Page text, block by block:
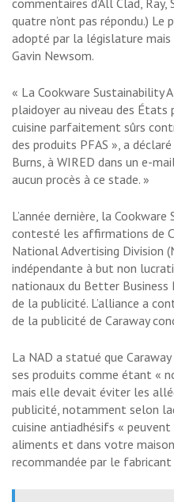
commentaires d’All Clad,
quatre n’ont pas répondu.)
adopté par la législature
Gavin Newsom.
« La Cookware Sustainability
plaidoyer au niveau des
cuisine parfaitement sûrs
des produits PFAS », a
Burns, à WIRED dans un e-
aucun procès à ce stade. »
L’année dernière, la
contesté les affirmations de
National Advertising Division
indépendante à but non
nationaux du Better Business
de la publicité. L’alliance a
de la publicité de Caraway
La NAD a statué que
ses produits comme étant «
mais elle devait éviter les
publicité, notamment selon
cuisine antiadhésifs «
aliments et dans votre
recommandée par le fabricant